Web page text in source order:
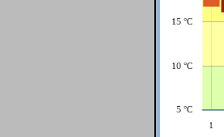
1
5 °C
10 °C
15 °C